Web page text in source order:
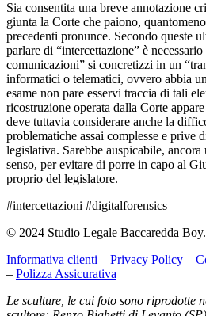
Sia consentita una breve annotazione
giunta la Corte che paiono,
precedenti pronunce. Secondo queste
parlare di “intercettazione” è
comunicazioni” si concretizzi in un
informatici o telematici, ovvero abbia
esame non pare esservi traccia di tali
ricostruzione operata dalla Corte
deve tuttavia considerare anche la
problematiche assai complesse e prive
legislativa. Sarebbe auspicabile,
senso, per evitare di porre in capo al
proprio del legislatore.
#intercettazioni #digitalforensics
© 2024 Studio Legale Baccaredda
Informativa clienti – Privacy Policy –
– Polizza Assicurativa
Le sculture, le cui foto sono riprodotte